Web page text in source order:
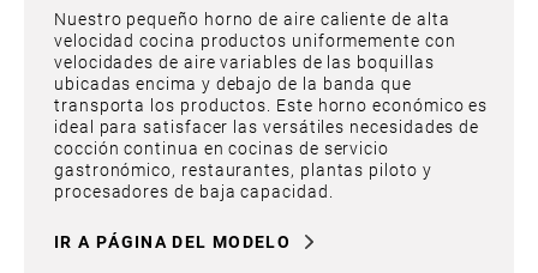
Nuestro pequeño horno de aire caliente de alta
velocidad cocina productos uniformemente con
velocidades de aire variables de las boquillas
ubicadas encima y debajo de la banda que
transporta los productos. Este horno económico es
ideal para satisfacer las versátiles necesidades de
cocción continua en cocinas de servicio
gastronómico, restaurantes, plantas piloto y
procesadores de baja capacidad.
IR A PÁGINA DEL MODELO